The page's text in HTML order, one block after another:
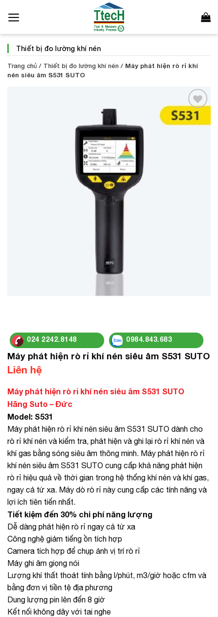
qua
dung
Thiết bị đo lường khí nén
Trang chủ / Thiết bị đo lường khí nén / Máy phát hiện rò rỉ khí
nén siêu âm S531 SUTO
Add to
Wishlist
024 2242.8148 0984.843.683
Máy phát hiện rò rỉ khí nén siêu âm S531 SUTO
Liên hệ
Máy phát hiện rò rỉ khí nén siêu âm S531 SUTO
Hãng Suto – Đức
Model: S531
Máy phát hiện rò rỉ khí nén siêu âm S531 SUTO dành cho
rò rỉ khí nén và kiểm tra, phát hiện và ghi lại rò rỉ khí nén và
khí gas bằng sóng siêu âm thông minh. Máy phát hiện rò rỉ
khí nén siêu âm S531 SUTO cung cấp khả năng phát hiện
rò rỉ hiệu quả về thời gian trong hệ thống khí nén và khí gas,
ngay cả từ xa. Máy dò rò rỉ này cung cấp các tính năng và
lợi ích tiên tiến nhất.
Tiết kiệm đến 30% chi phí năng lượng
Dễ dàng phát hiện rò rỉ ngay cả từ xa
Công nghệ giảm tiếng ồn tích hợp
Camera tích hợp để chụp ảnh vị trí rò rỉ
Máy ghi âm giọng nói
Lượng khí thất thoát tính bằng l/phút, m3/giờ hoặc cfm và
bằng đơn vị tiền tệ địa phương
Dung lượng pin lên đến 8 giờ
Kết nối không dây với tai nghe